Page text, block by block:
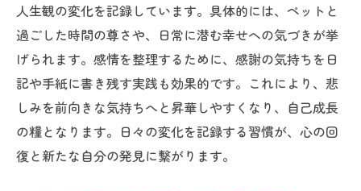
人生観の変化を記録しています。具体的には、ペットと
過ごした時間の尊さや、日常に潜む幸せへの気づきが挙
げられます。感情を整理するために、感謝の気持ちを日
記や手紙に書き残す実践も効果的です。これにより、悲
しみを前向きな気持ちへと昇華しやすくなり、自己成長
の糧となります。日々の変化を記録する習慣が、心の回
復と新たな自分の発見に繋がります。